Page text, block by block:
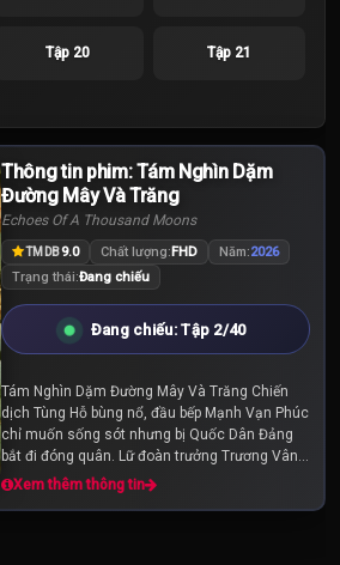
Tập 20 Tập 21
Thông tin phim: Tám Nghìn Dặm
Đường Mây Và Trăng
Echoes Of A Thousand Moons
TMDB9.0 Chất lượng:FHD Năm:2026
Trạng thái:Đang chiếu
Đang chiếu: Tập 2/40
Tám Nghìn Dặm Đường Mây Và Trăng Chiến
dịch Tùng Hỗ bùng nổ, đầu bếp Mạnh Vạn Phúc
chỉ muốn sống sót nhưng bị Quốc Dân Đảng
bắt đi đóng quân. Lữ đoàn trưởng Trương Vân
Khôi một lòng báo quốc nhưng vì sự chỉ huy
Xem thêm thông tin